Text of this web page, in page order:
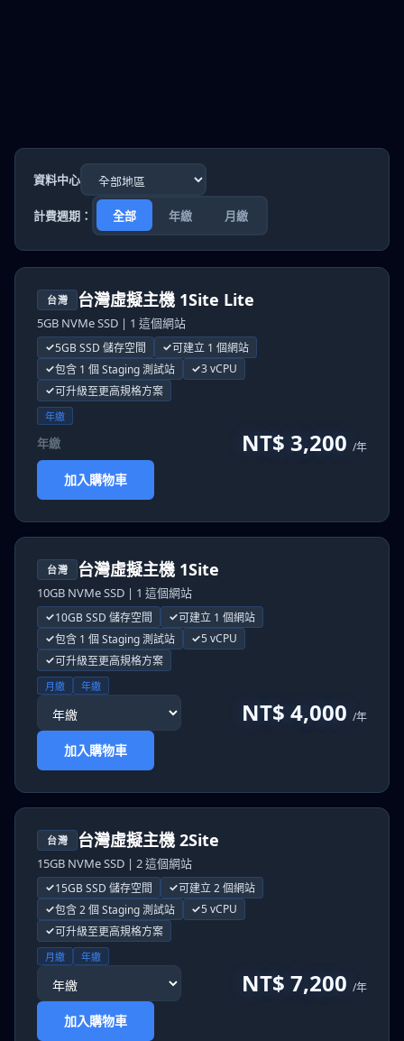
資料中心
計費週期： 全部 年繳 月繳
台灣 台灣虛擬主機 1Site Lite
5GB NVMe SSD | 1 這個網站
5GB SSD 儲存空間
可建立 1 個網站
包含 1 個 Staging 測試站
3 vCPU
可升級至更高規格方案
年繳
年繳 NT$ 3,200 /年
加入購物車
台灣 台灣虛擬主機 1Site
10GB NVMe SSD | 1 這個網站
10GB SSD 儲存空間
可建立 1 個網站
包含 1 個 Staging 測試站
5 vCPU
可升級至更高規格方案
月繳 年繳
NT$ 4,000 /年
加入購物車
台灣 台灣虛擬主機 2Site
15GB NVMe SSD | 2 這個網站
15GB SSD 儲存空間
可建立 2 個網站
包含 2 個 Staging 測試站
5 vCPU
可升級至更高規格方案
月繳 年繳
NT$ 7,200 /年
加入購物車